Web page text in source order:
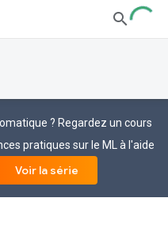
? Regardez un cours
pratiques sur le ML à l'aide
Voir la série